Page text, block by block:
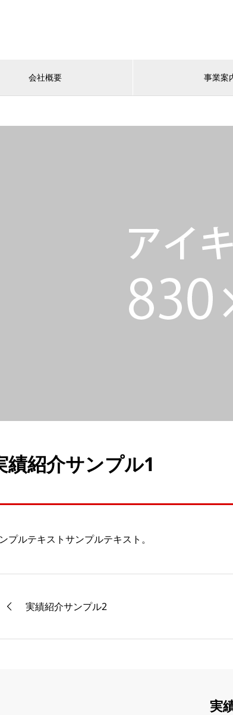
会社概要 事業案
績紹介サンプル1
プルテキストサンプルテキスト。
実績紹介サンプル2
実